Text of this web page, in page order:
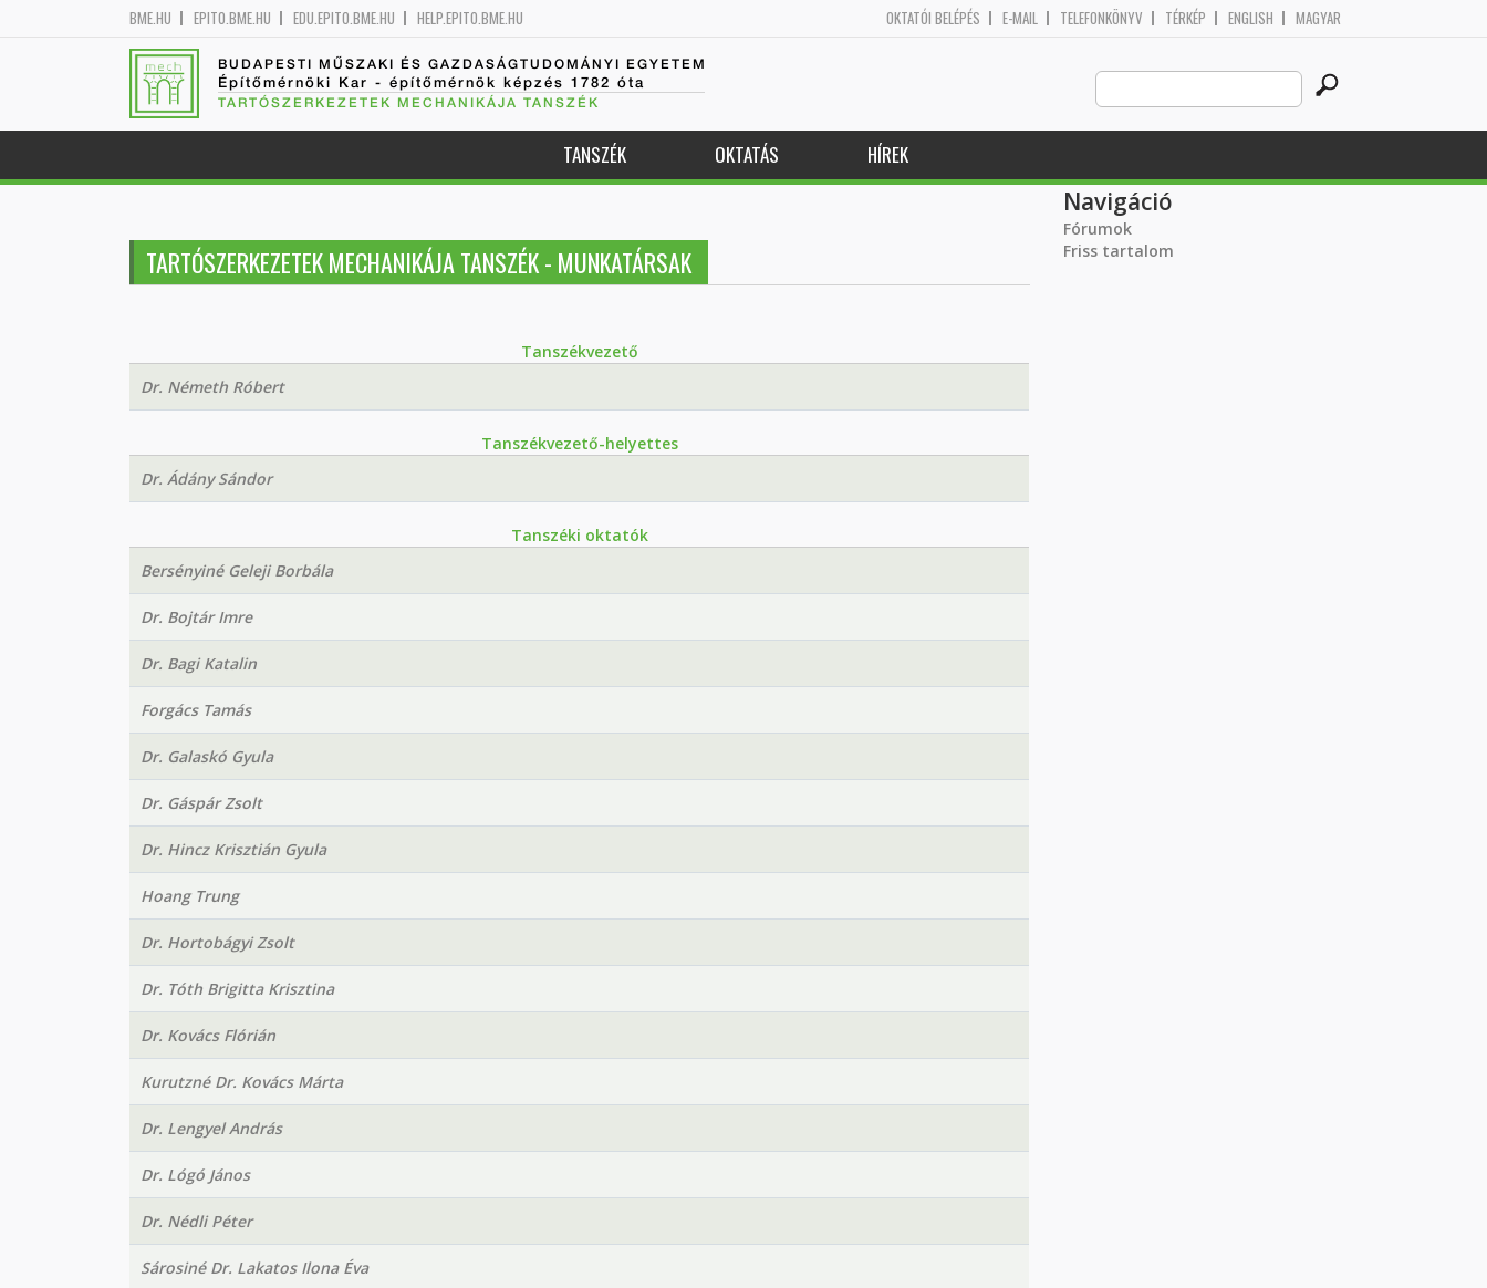
BME.HU EPITO.BME.HU EDU.EPITO.BME.HU HELP.EPITO.BME.HU OKTATÓI BELÉPÉS E-MAIL TELEFONKÖNYV TÉRKÉP ENGLISH MAGYAR
BUDAPESTI MŰSZAKI ÉS GAZDASÁGTUDOMÁNYI EGYETEM
Építőmérnöki Kar - építőmérnök képzés 1782 óta
TARTÓSZERKEZETEK MECHANIKÁJA TANSZÉK
Search
this
site
TANSZÉK OKTATÁS HÍREK
TARTÓSZERKEZETEK MECHANIKÁJA TANSZÉK - MUNKATÁRSAK
Tanszékvezető
Dr. Németh Róbert
Tanszékvezető-helyettes
Dr. Ádány Sándor
Tanszéki oktatók
Bersényiné Geleji Borbála
Dr. Bojtár Imre
Dr. Bagi Katalin
Forgács Tamás
Dr. Galaskó Gyula
Dr. Gáspár Zsolt
Dr. Hincz Krisztián Gyula
Hoang Trung
Dr. Hortobágyi Zsolt
Dr. Tóth Brigitta Krisztina
Dr. Kovács Flórián
Kurutzné Dr. Kovács Márta
Dr. Lengyel András
Dr. Lógó János
Dr. Nédli Péter
Sárosiné Dr. Lakatos Ilona Éva
Navigáció
Fórumok
Friss tartalom